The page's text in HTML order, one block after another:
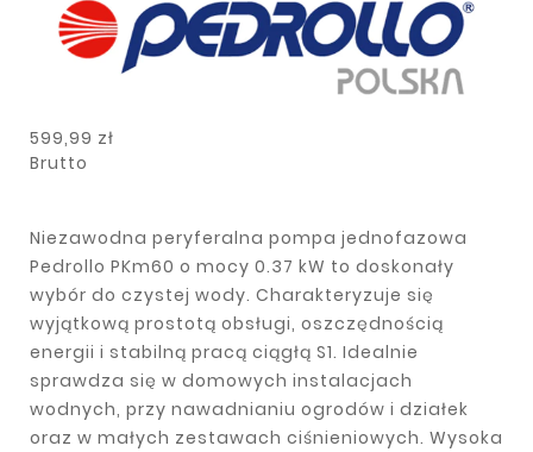
599,99 zł
Brutto
Niezawodna peryferalna pompa jednofazowa
Pedrollo PKm60 o mocy 0.37 kW to doskonały
wybór do czystej wody. Charakteryzuje się
wyjątkową prostotą obsługi, oszczędnością
energii i stabilną pracą ciągłą S1. Idealnie
sprawdza się w domowych instalacjach
wodnych, przy nawadnianiu ogrodów i działek
oraz w małych zestawach ciśnieniowych. Wysoka